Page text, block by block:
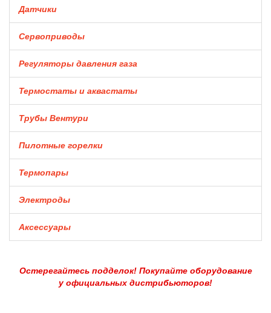
Датчики
Сервоприводы
Регуляторы давления газа
Термостаты и аквастаты
Трубы Вентури
Пилотные горелки
Термопары
Электроды
Аксессуары
Остерегайтесь подделок! Покупайте оборудование
у официальных дистрибьюторов!